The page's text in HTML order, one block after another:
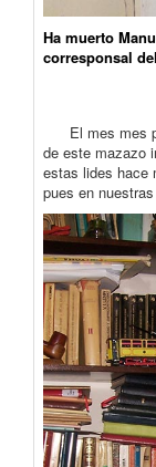
Ha muerto
corresponsal
El mes mes
de este mazazo
estas lides hace
pues en